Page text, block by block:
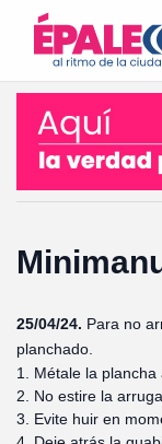
25/04/24. Para no
planchado.
1. Métale la plancha
2. No estire la arruga.
3. Evite huir en